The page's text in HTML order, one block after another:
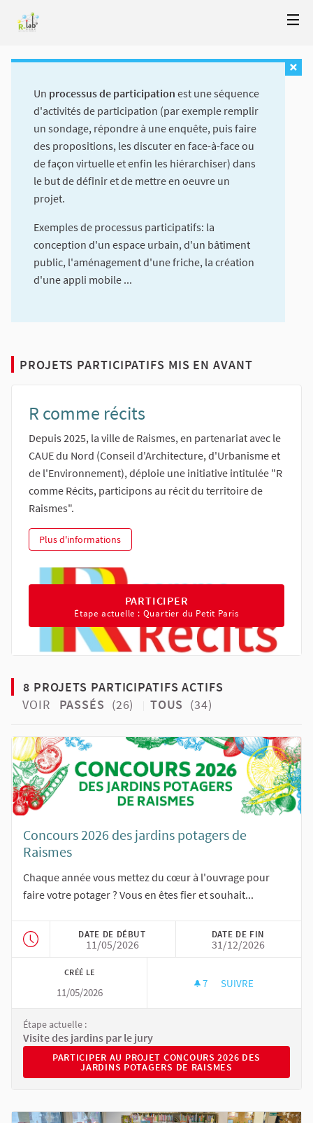
Un processus de participation est une séquence
d'activités de participation (par exemple remplir
un sondage, répondre à une enquête, puis faire
des propositions, les discuter en face-à-face ou
de façon virtuelle et enfin les hiérarchiser) dans
le but de définir et de mettre en oeuvre un
projet.
Exemples de processus participatifs: la
conception d'un espace urbain, d'un bâtiment
public, l'aménagement d'une friche, la création
d'une appli mobile ...
PROJETS PARTICIPATIFS MIS EN AVANT
R comme récits
Depuis 2025, la ville de Raismes, en partenariat avec le
CAUE du Nord (Conseil d'Architecture, d'Urbanisme et
de l'Environnement), déploie une initiative intitulée "R
comme Récits, participons au récit du territoire de
Raismes".
R comme récits
Plus d'informations
PARTICIPER AU PROJET R COMME
PARTICIPER
Étape actuelle : Quartier du Petit Paris
8 PROJETS PARTICIPATIFS ACTIFS
VOIR
PASSÉS (26) TOUS (34)
Concours 2026 des jardins potagers de
Raismes
Chaque année vous mettez du cœur à l'ouvrage pour
faire votre potager ? Vous en êtes fier et souhait...
DATE DE DÉBUT
11/05/2026
DATE DE FIN
31/12/2026
CRÉÉ LE
11/05/2026
7 7 ABONNÉS
SUIVRE
Étape actuelle :
Visite des jardins par le jury
PARTICIPER AU PROJET CONCOURS 2026 DES JARDINS
PARTICIPER AU PROJET CONCOURS 2026 DES
JARDINS POTAGERS DE RAISMES